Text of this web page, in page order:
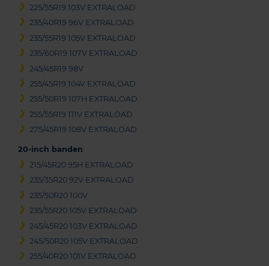
225/55R19 103V EXTRALOAD
235/40R19 96V EXTRALOAD
235/55R19 105V EXTRALOAD
235/60R19 107V EXTRALOAD
245/45R19 98V
255/45R19 104V EXTRALOAD
255/50R19 107H EXTRALOAD
255/55R19 111V EXTRALOAD
275/45R19 108V EXTRALOAD
20-inch banden
215/45R20 95H EXTRALOAD
235/35R20 92V EXTRALOAD
235/50R20 100V
235/55R20 105V EXTRALOAD
245/45R20 103V EXTRALOAD
245/50R20 105V EXTRALOAD
255/40R20 101V EXTRALOAD